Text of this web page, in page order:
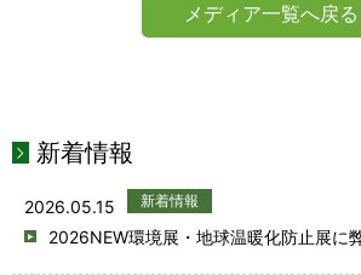
メディア一覧へ戻る
新着情報
2026.05.15 新着情報
2026NEW環境展・地球温暖化防止展に